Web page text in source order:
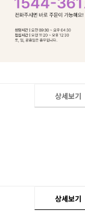
상세보기
상세보기